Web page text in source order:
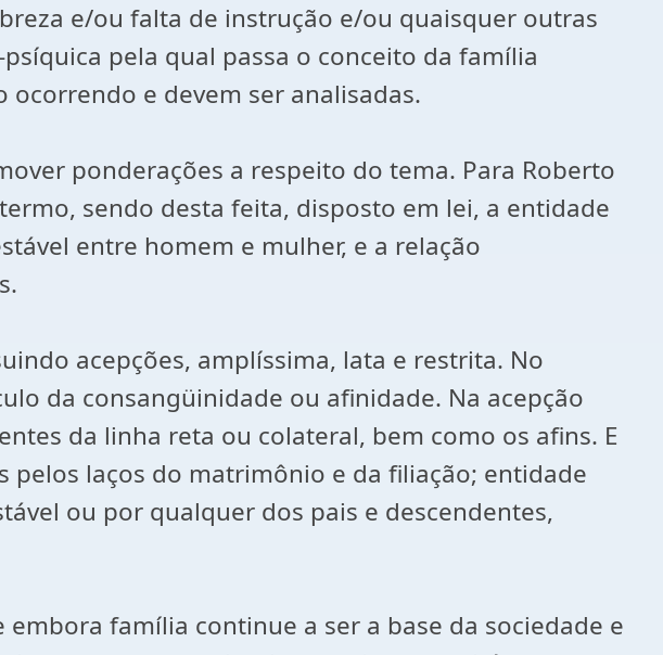
e/ou falta de instrução e/ou quaisquer outras
pela qual passa o conceito da família
e devem ser analisadas.
ponderações a respeito do tema. Para Roberto
sendo desta feita, disposto em lei, a entidade
entre homem e mulher, e a relação
acepções, amplíssima, lata e restrita. No
da consangüinidade ou afinidade. Na acepção
da linha reta ou colateral, bem como os afins. E
laços do matrimônio e da filiação; entidade
ou por qualquer dos pais e descendentes,
família continue a ser a base da sociedade e